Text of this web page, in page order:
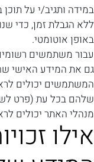
במידה ותגיב/י על
ללא הגבלת זמן, כדי
באופן אוטומטי.
עבור משתמשים
גם את המידע האישי
המשתמשים יכולים
שלהם בכל עת (פרט
מנהלי האתר יכולים
אילו